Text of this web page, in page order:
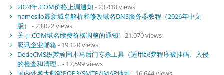
2024年.COM价格上调通知 - 23,418 views
namesilo最新域名解析和修改域名DNS服务器教程（2026年中文
版）
- 23,022 views
关于.COM域名续费价格调整的通知!- 21,070 views
腾讯企业邮箱- 19,120 views
DedeCMS织梦顽固木马后门专杀工具（适用织梦程序被挂码、入侵
的检查和清理...- 17,599 views
国内外各大邮箱POP3/SMTP/IMAP地址 - 16,644 views